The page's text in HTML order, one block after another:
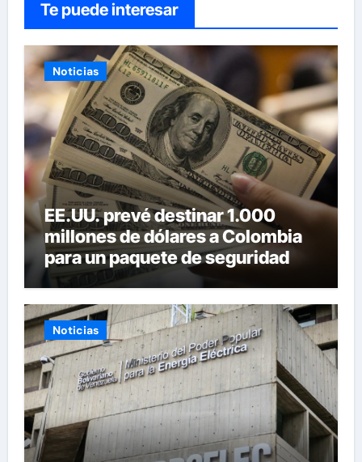
Te puede interesar
Noticias
EE.UU. prevé destinar 1.000
millones de dólares a Colombia
para un paquete de seguridad
Noticias